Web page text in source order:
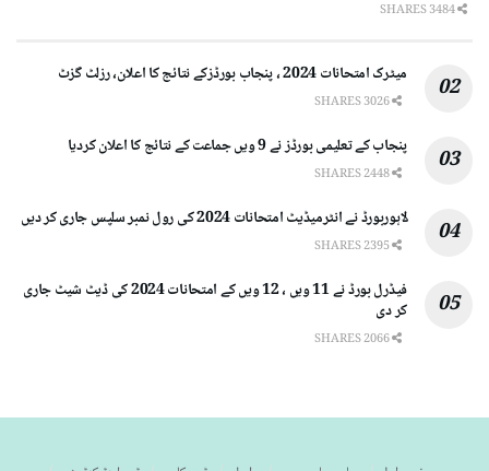
میٹرک امتحانات 2024 ، پنجاب بورڈزکے نتائج کا اعلان، رزلٹ گزٹ
پنجاب کے تعلیمی بورڈز نے 9 ویں جماعت کے نتائج کا اعلان کردیا
لاہوربورڈ نے انٹرمیڈیٹ امتحانات 2024 کی رول نمبر سلپس جاری کر دیں
فیڈرل بورڈ نے 11 ویں ، 12 ویں کے امتحانات 2024 کی ڈیٹ شیٹ جاری
کر دی